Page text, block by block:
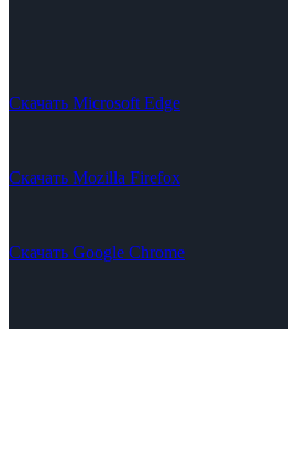
Скачать Microsoft Edge
Скачать Mozilla Firefox
Скачать Google Chrome